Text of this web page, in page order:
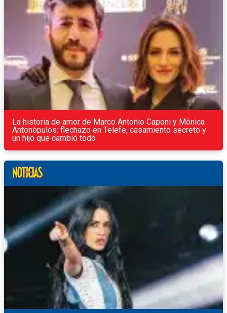
La historia de amor de Marco Antonio Caponi y Mónica
Antonópulos: flechazo en Telefe, casamiento secreto y
un hijo que cambió todo